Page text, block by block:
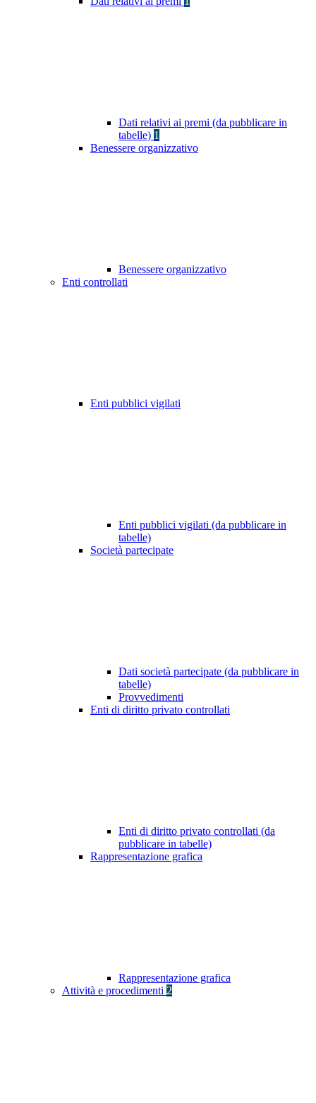
Dati relativi ai premi (da pubblicare in
tabelle) 1
Benessere organizzativo
Benessere organizzativo
Enti controllati
Enti pubblici vigilati
Enti pubblici vigilati (da pubblicare in
tabelle)
Società partecipate
Dati società partecipate (da pubblicare in
tabelle)
Provvedimenti
Enti di diritto privato controllati
Enti di diritto privato controllati (da
pubblicare in tabelle)
Rappresentazione grafica
Rappresentazione grafica
Attività e procedimenti 2